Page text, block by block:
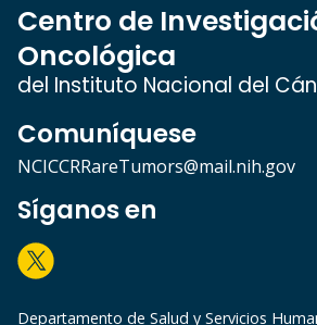
Centro de
Oncológica
del Instituto Nacional del
Comuníquese
NCICCRRareTumors@mail.nih.gov
Síganos en
Departamento de Salud y Servicios